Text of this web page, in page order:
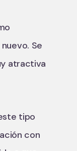
Se
atractiva
tipo
con